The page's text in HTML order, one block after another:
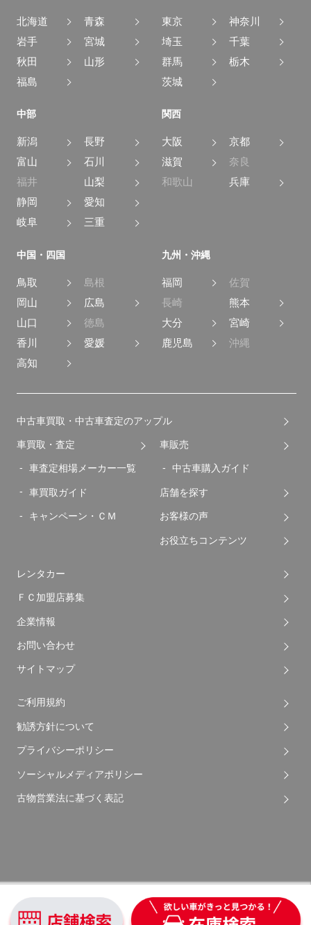
北海道
青森
岩手
宮城
秋田
山形
福島
東京
神奈川
埼玉
千葉
群馬
栃木
茨城
中部
新潟
長野
富山
石川
福井
山梨
静岡
愛知
岐阜
三重
関西
大阪
京都
滋賀
奈良
和歌山
兵庫
中国・四国
鳥取
島根
岡山
広島
山口
徳島
香川
愛媛
高知
九州・沖縄
福岡
佐賀
長崎
熊本
大分
宮崎
鹿児島
沖縄
中古車買取・中古車査定のアップル
車買取・査定
車査定相場メーカー一覧
車買取ガイド
キャンペーン・ＣＭ
車販売
中古車購入ガイド
店舗を探す
お客様の声
お役立ちコンテンツ
レンタカー
ＦＣ加盟店募集
企業情報
お問い合わせ
サイトマップ
ご利用規約
勧誘方針について
プライバシーポリシー
ソーシャルメディアポリシー
古物営業法に基づく表記